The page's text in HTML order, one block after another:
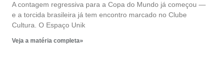
A contagem regressiva para a Copa do Mundo já começou —
e a torcida brasileira já tem encontro marcado no Clube
Cultura. O Espaço Unik
Veja a matéria completa»